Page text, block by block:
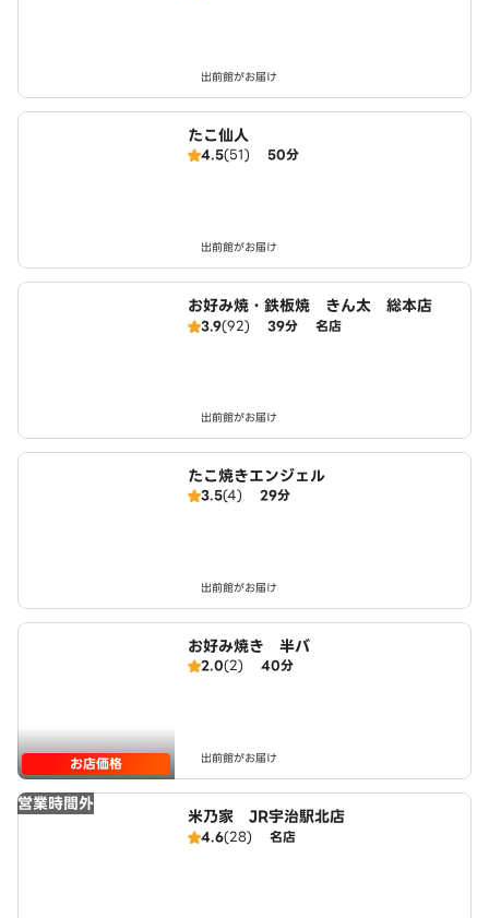
出前館がお届け
たこ仙人
4.5(51) 50分
出前館がお届け
お好み焼・鉄板焼 きん太 総本店
3.9(92) 39分 名店
出前館がお届け
たこ焼きエンジェル
3.5(4) 29分
出前館がお届け
お店価格
お好み焼き 半バ
2.0(2) 40分
出前館がお届け
営業時間外
米乃家 JR宇治駅北店
4.6(28) 名店